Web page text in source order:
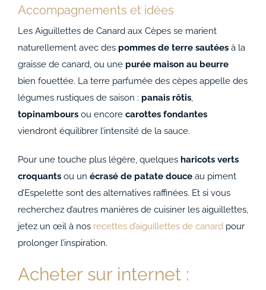
Accompagnements et idées
Les Aiguillettes de Canard aux Cèpes se marient
naturellement avec des pommes de terre sautéesà la
graisse de canard, ou une purée maison au beurre
bien fouettée. La terre parfumée des cèpes appelle des
légumes rustiques de saison : panais rôtis,
topinamboursou encore carottes fondantes
viendront équilibrer l’intensité de la sauce.
Pour une touche plus légère, quelques haricots verts
croquantsou un écrasé de patate douceau piment
d’Espelette sont des alternatives raffinées. Et si vous
recherchez d’autres manières de cuisiner les aiguillettes,
jetez un œil à nos recettes d’aiguillettes de canardpour
prolonger l’inspiration.
Acheter sur internet :